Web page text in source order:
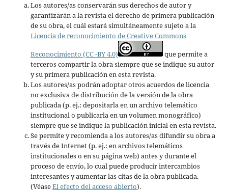
Los autores/as conservarán sus derechos de autor y
garantizarán a la revista el derecho de primera publicación
de su obra, el cuál estará simultáneamente sujeto a la
Licencia de reconocimiento de Creative Commons
Reconocimiento (CC -BY 4.0)
que permite a
terceros compartir la obra siempre que se indique su autor
y su primera publicación en esta revista.
Los autores/as podrán adoptar otros acuerdos de licencia
no exclusiva de distribución de la versión de la obra
publicada (p. ej.: depositarla en un archivo telemático
institucional o publicarla en un volumen monográfico)
siempre que se indique la publicación inicial en esta revista.
Se permite y recomienda a los autores/as difundir su obra a
través de Internet (p. ej.: en archivos telemáticos
institucionales o en su página web) antes y durante el
proceso de envío, lo cual puede producir intercambios
interesantes y aumentar las citas de la obra publicada.
(VéaseEl efecto del acceso abierto).